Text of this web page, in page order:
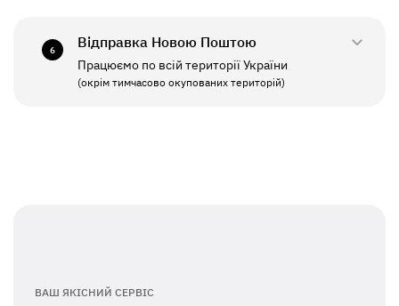
ПН - ПТ
СБ - НД
11:00 - 19:00
6 Відправка Новою Поштою
Працюємо по всій території України
(окрім тимчасово окупованих територій)
ВАШ ЯКІСНИЙ СЕРВІС